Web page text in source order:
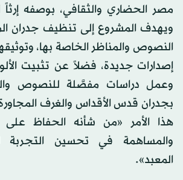
مصر الحضاري والثقافي، بوصفه إرثاً
ويهدف المشروع إلى تنظيف جدران
النصوص والمناظر الخاصة بها،
إصدارات جديدة، فضلاً عن تثبيت
وعمل دراسات مفصَّلة للنصوص
بجدران قدس الأقداس والغرف المجاورة
هذا الأمر «من شأنه الحفاظ على
والمساهمة في تحسين التجربة
المعبد».